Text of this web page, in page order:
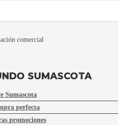
comercial
SUMASCOTA
Sumascota
perfecta
promociones